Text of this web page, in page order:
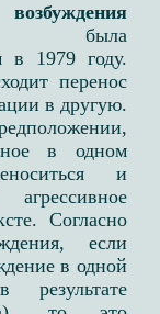
в 1979 году.
перенос
в другую.
в одном
и
Согласно
если
в одной